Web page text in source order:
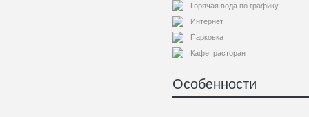
Горячая вода по графику
Интернет
Парковка
Кафе, расторан
Особенности